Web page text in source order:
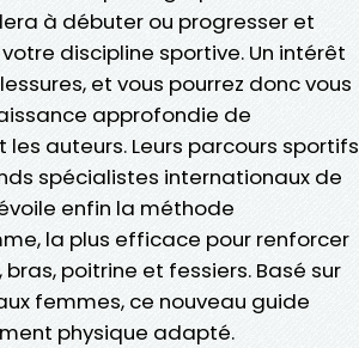
à débuter ou progresser et
discipline sportive. Un intérêt
et vous pourrez donc vous
approfondie de
auteurs. Leurs parcours sportifs
spécialistes internationaux de
enfin la méthode
la plus efficace pour renforcer
poitrine et fessiers. Basé sur
femmes, ce nouveau guide
physique adapté.